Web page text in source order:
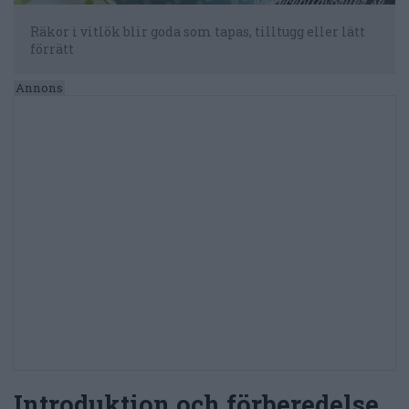
Räkor i vitlök blir goda som tapas, tilltugg eller lätt
förrätt